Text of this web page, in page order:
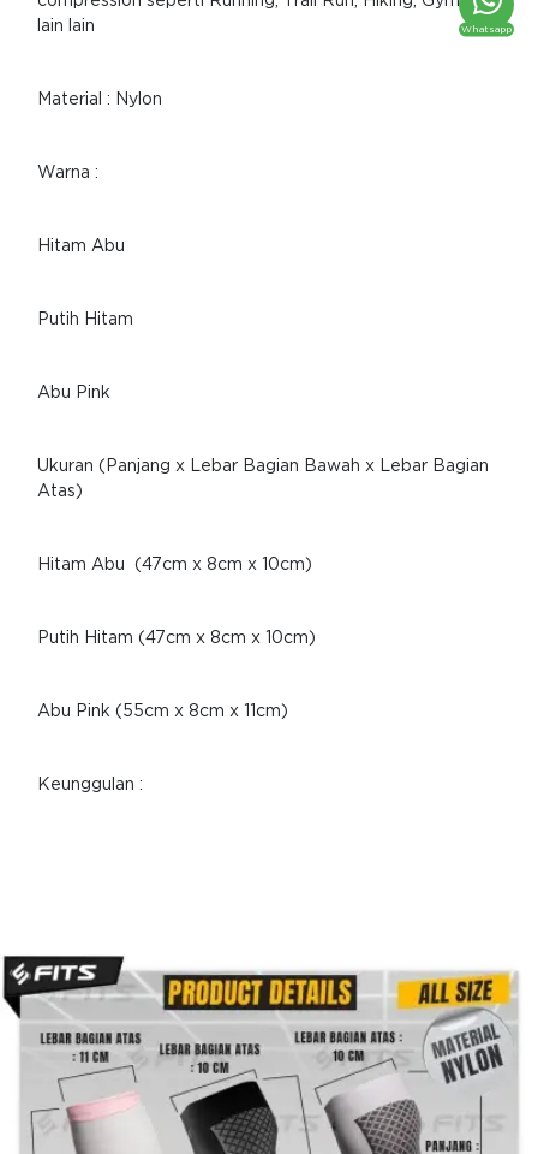
lain lain
Material : Nylon
Warna :
Hitam Abu
Putih Hitam
Abu Pink
Ukuran (Panjang x Lebar Bagian Bawah x Lebar Bagian
Atas)
Hitam Abu (47cm x 8cm x 10cm)
Putih Hitam (47cm x 8cm x 10cm)
Abu Pink (55cm x 8cm x 11cm)
Keunggulan :
Whatsapp